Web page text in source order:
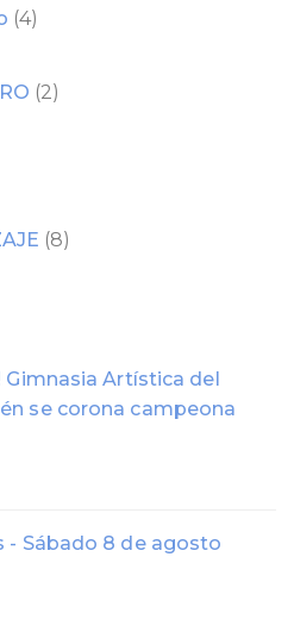
(4)
(2)
(8)
Gimnasia Artística del
se corona campeona
Sábado 8 de agosto